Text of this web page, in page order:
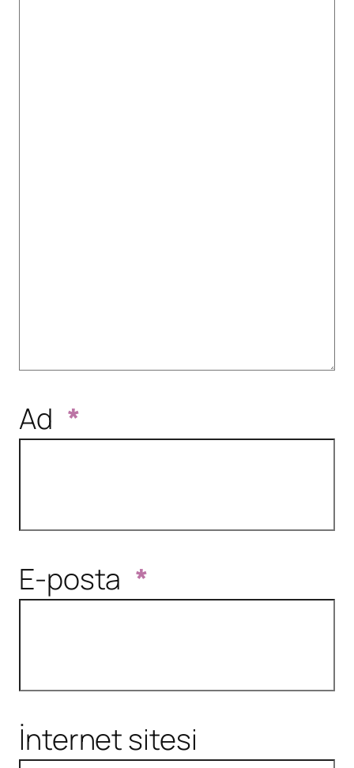
Ad *
E-posta *
İnternet sitesi